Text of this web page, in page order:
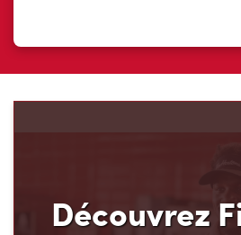
Découvrez